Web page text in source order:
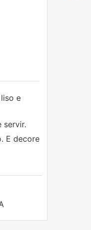
e
servir.
E decore